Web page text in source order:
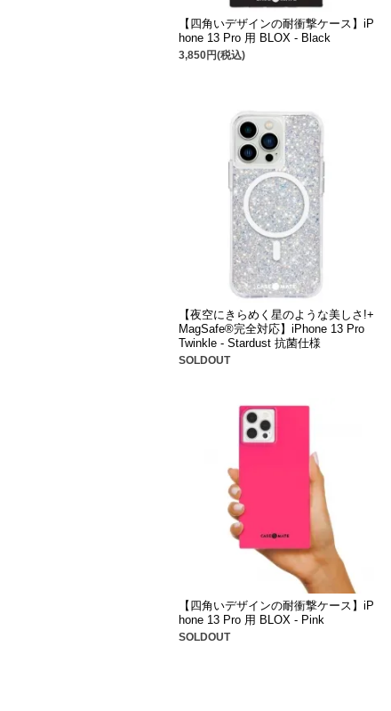
【四角いデザインの耐衝撃ケース】iP
hone 13 Pro 用 BLOX - Black
3,850円(税込)
【夜空にきらめく星のような美しさ!+
MagSafe®完全対応】iPhone 13 Pro
Twinkle - Stardust 抗菌仕様
SOLDOUT
【四角いデザインの耐衝撃ケース】iP
hone 13 Pro 用 BLOX - Pink
SOLDOUT